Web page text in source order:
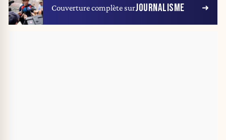
Couverture complète surJOURNALISME